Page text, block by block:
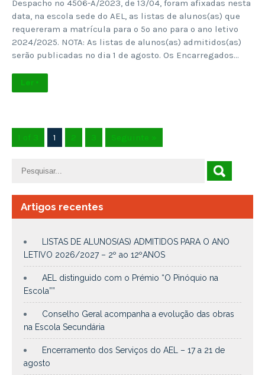
Despacho nº 4506-A/2023, de 13/04, foram afixadas nesta
data, na escola sede do AEL, as listas de alunos(as) que
requereram a matrícula para o 5º ano para o ano letivo
2024/2025. NOTA: As listas de alunos(as) admitidos(as)
serão publicadas no dia 1 de agosto. Os Encarregados…
Ler +
1 of 3 1 2 3 Seguinte »
Artigos recentes
LISTAS DE ALUNOS(AS) ADMITIDOS PARA O ANO
LETIVO 2026/2027 – 2º ao 12ºANOS
AEL distinguido com o Prémio “O Pinóquio na
Escola””
Conselho Geral acompanha a evolução das obras
na Escola Secundária
Encerramento dos Serviços do AEL – 17 a 21 de
agosto